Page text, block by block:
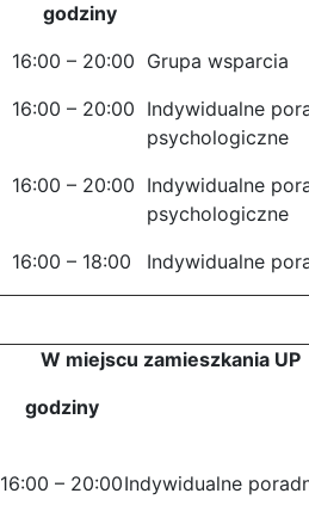
godziny
16:00 – 20:00 Grupa wsparcia
16:00 – 20:00 Indywidualne
psychologiczne
16:00 – 20:00 Indywidualne
psychologiczne
16:00 – 18:00 Indywidualne
W miejscu zamieszkania UP
godziny
16:00 – 20:00Indywidualne